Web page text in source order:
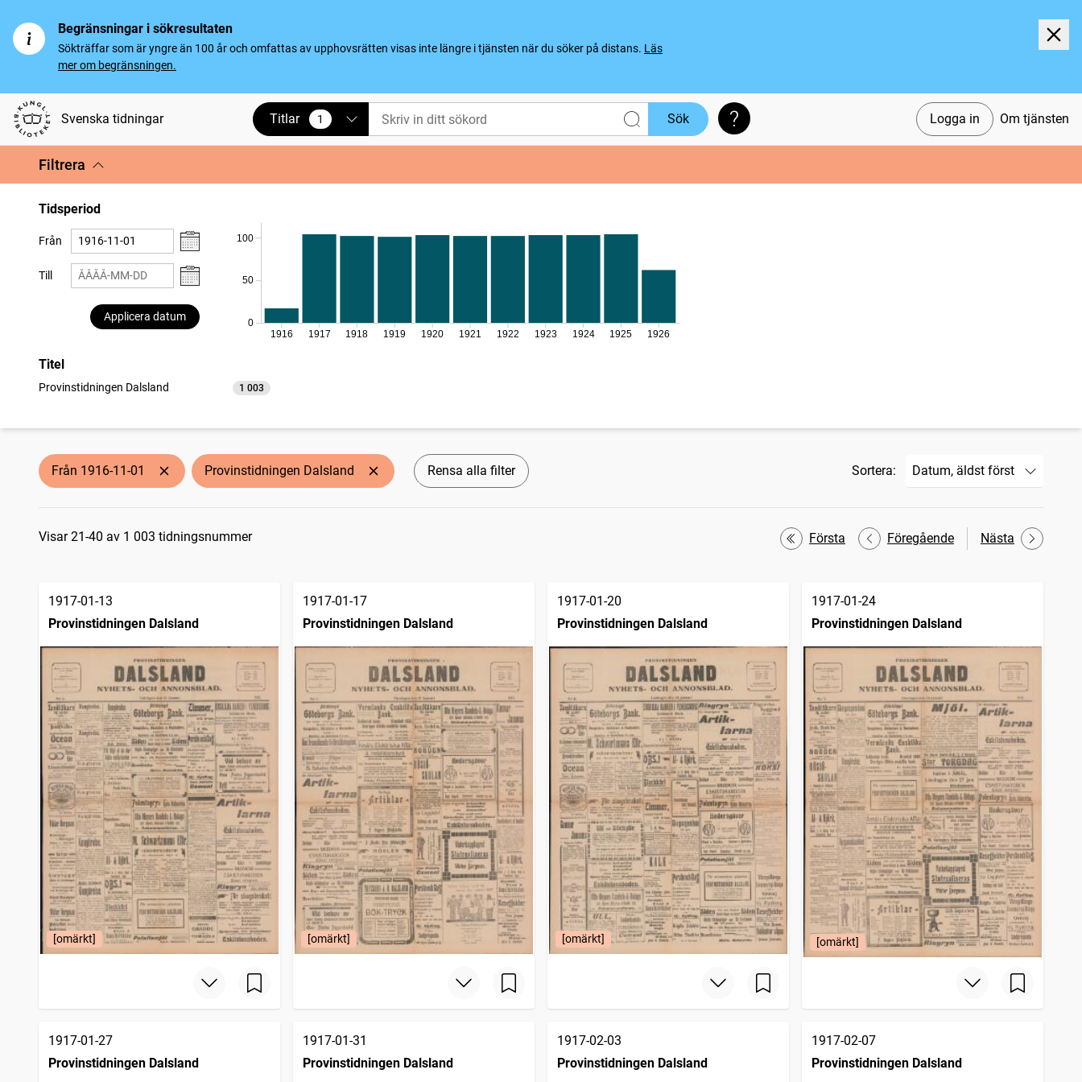
Begränsningar i sökresultaten
Sökträffar som är yngre än 100 år och omfattas av upphovsrätten visas inte längre i tjänsten när du söker på distans. Läs
mer om begränsningen.
Svenska tidningar Logga in Om tjänsten
Titlar 1
vald Sök Söktips
Filtrera
Tidsperiod
Från
Till
Applicera datum
0
50
100
1916 1917 1918 1919 1920 1921 1922 1923 1924 1925 1926
Titel
Provinstidningen Dalsland 1 003
träffar
Från 1916-11-01 Provinstidningen Dalsland Rensa alla filter Sortera:
Sökresultat
Visar 21-40 av 1 003 tidningsnummer Första Föregående Nästa
1917-01-13
Provinstidningen Dalsland
[omärkt]
1917-01-17
Provinstidningen Dalsland
[omärkt]
1917-01-20
Provinstidningen Dalsland
[omärkt]
1917-01-24
Provinstidningen Dalsland
[omärkt]
1917-01-27
Provinstidningen Dalsland
1917-01-31
Provinstidningen Dalsland
1917-02-03
Provinstidningen Dalsland
1917-02-07
Provinstidningen Dalsland